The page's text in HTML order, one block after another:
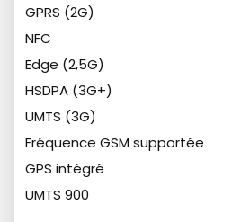
GPRS (2G)
NFC
Edge (2,5G)
HSDPA (3G+)
UMTS (3G)
Fréquence GSM supportée
GPS intégré
UMTS 900